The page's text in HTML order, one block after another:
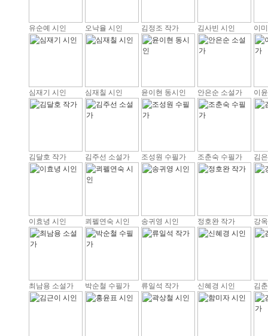
유순예 시인 오낙율 시인 김정조 작가 김사빈 시인 이
심재기 시인 심재칠 시인 윤이현 동시인 안은순 소설가 이
김달호 작가 김주선 소설가 조성원 수필가 조춘숙 수필가 김
이효녕 시인 쾨펠연숙 시인 송귀영 시인 정호완 작가 강
최남용 소설가 박순철 수필가 류일석 작가 신혜경 시인 김